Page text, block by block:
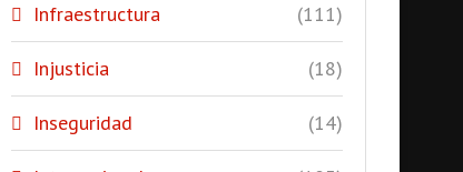
Infraestructura (111)
Injusticia (18)
Inseguridad (14)